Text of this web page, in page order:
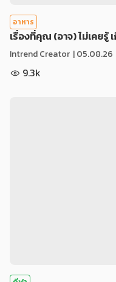
อาหาร
เรื่องที่คุณ (อาจ) ไม่เคยรู้
Intrend Creator |05.08.26
9.3k